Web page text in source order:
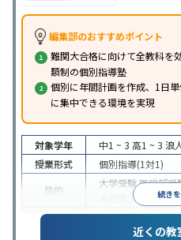
編集部のおすすめポイント
難関大合格に向けて全教科を
額制の個別指導塾
個別に年間計画を作成、1日
に集中できる環境を実現
続き
対象学年 中1 ~ 3 高1 ~ 3 浪
授業形式
個別指導(1対1)
目的
大学受験医学部受
英検(英語検
中高一貫校生に対
自習室あり
近くの教